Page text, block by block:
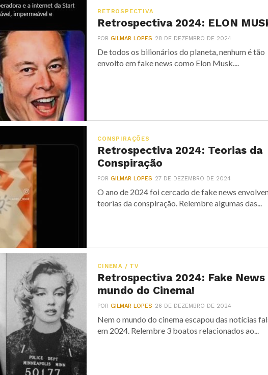
RETROSPECTIVA
Retrospectiva 2024: ELON
PORGILMAR LOPES 28 DE DEZEMBRO DE 2024
De todos os bilionários do planeta, nenhum é tão
envolto em fake news como Elon Musk....
CONSPIRAÇÕES
Retrospectiva 2024: Teorias da
Conspiração
PORGILMAR LOPES 27 DE DEZEMBRO DE 2024
O ano de 2024 foi cercado de fake news
teorias da conspiração. Relembre algumas das...
CINEMA / TV
Retrospectiva 2024: Fake News
mundo do Cinema!
PORGILMAR LOPES 26 DE DEZEMBRO DE 2024
Nem o mundo do cinema escapou das notícias
em 2024. Relembre 3 boatos relacionados ao...